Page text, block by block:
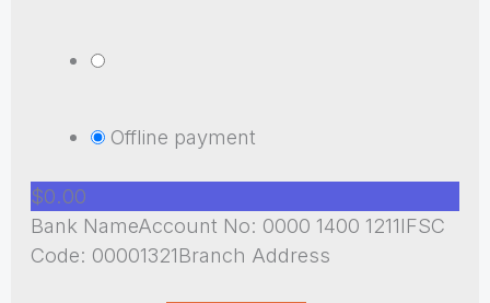
Offline payment
$0.00
Bank NameAccount No: 0000 1400 1211IFSC
Code: 00001321Branch Address